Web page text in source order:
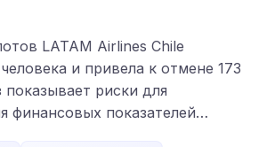
LATAM Airlines Chile
и привела к отмене 173
показывает риски для
финансовых показателей…